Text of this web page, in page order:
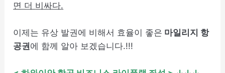
면 더 비싸다.
이제는 유상 발권에 비해서 효율이 좋은 마일리지 항
공권에 함께 알아 보겠습니다.!!!